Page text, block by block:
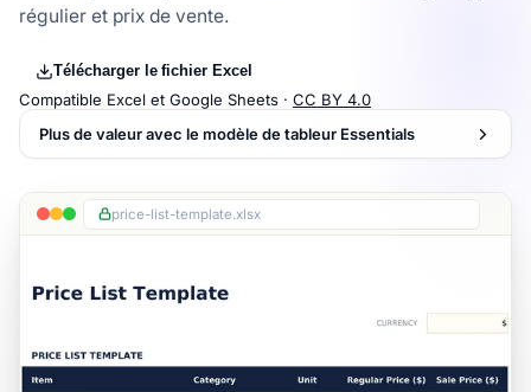
régulier et prix de vente.
Télécharger le fichier Excel
Compatible Excel et Google Sheets · CC BY 4.0
Plus de valeur avec le modèle de tableur Essentials
price-list-template.xlsx